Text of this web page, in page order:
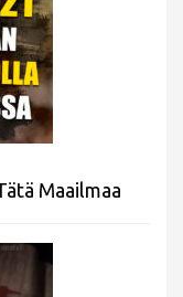
Maailmaa